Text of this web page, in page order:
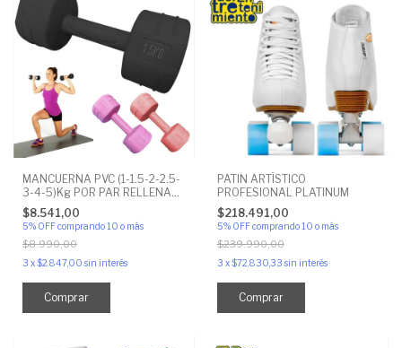
MANCUERNA PVC (1-1.5-2-2.5-
3-4-5)Kg POR PAR RELLENA
DE CEMENTO
$8.541,00
5% OFFcomprando 10 o más
$8.990,00
3 x$2.847,00 sin interés
Comprar
PATIN ARTÍSTICO
PROFESIONAL PLATINUM
$218.491,00
5% OFF comprando 10 o más
$239.990,00
3 x$72.830,33 sin interés
Comprar